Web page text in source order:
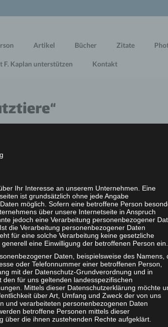
Artikel Bücher Zitate
F. Kaplan unterstützen Kontakt
Vorteil hat das Thema: Alle vernünftigen
Überlegungen ist ein sehr trauriger
drückt kein Besitz-, sondern ein
Medikamente zu holen – und vorsorglich
immer weitere Verschlechterung trotz bereits
Zustand war Mecky schon vor über vier
vorsichtig war ich jetzt natürlich
daß sie nicht sehr lange währen würde
Seite, während ich arbeitete.
Ihr Interesse an unserem Unternehmen. Eine
ist grundsätzlich ohne jede Angabe
möglich. Sofern eine betroffene Person
über unsere Internetseite in Anspruch
jedoch eine Verarbeitung personenbezogener
die Verarbeitung personenbezogener Daten
für eine solche Verarbeitung keine gesetzliche
eine Einwilligung der betroffenen Person ein.
Daten, beispielsweise des Namens,
oder Telefonnummer einer betroffenen Person,
mit der Datenschutz-Grundverordnung und in
den für uns geltenden landesspezifischen
Mittels dieser Datenschutzerklärung möchte
über Art, Umfang und Zweck der von uns
und verarbeiteten personenbezogenen Daten
betroffene Personen mittels dieser
über die ihnen zustehenden Rechte aufgeklärt.